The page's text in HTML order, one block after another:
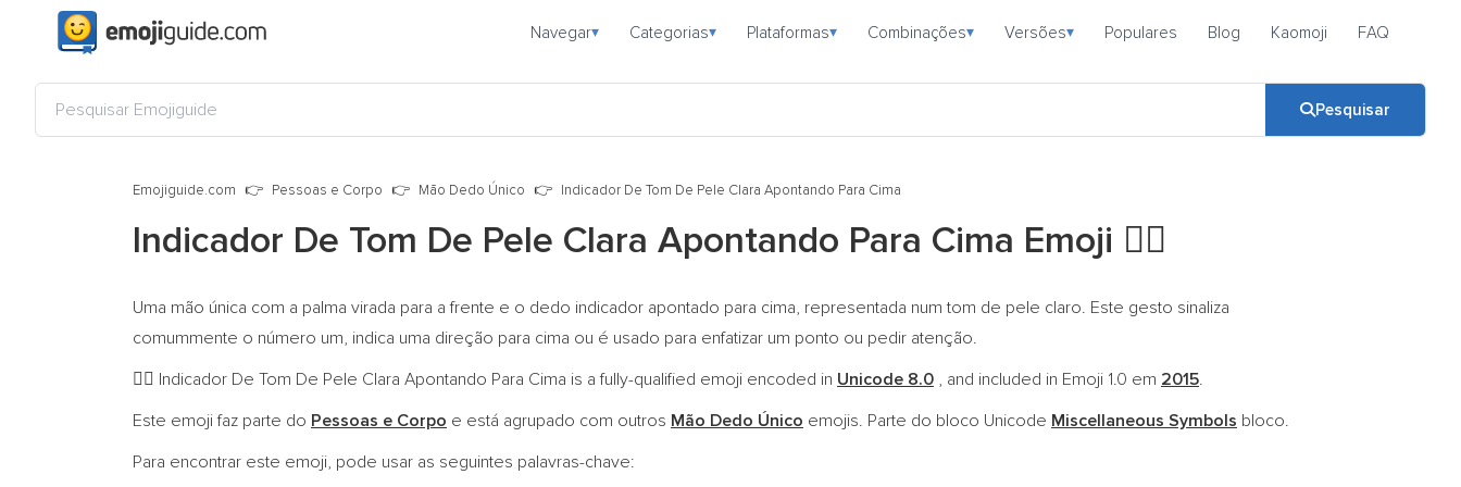
Navegar▾ Categorias▾ Plataformas▾ Combinações▾ Versões▾ Populares Blog Kaomoji FAQ
Pesquisar
Emojiguide.com Pessoas e Corpo Mão Dedo Único Indicador De Tom De Pele Clara Apontando Para Cima
Indicador De Tom De Pele Clara Apontando Para Cima Emoji ☝🏻
Uma mão única com a palma virada para a frente e o dedo indicador apontado para cima, representada num tom de pele claro. Este gesto sinaliza
comummente o número um, indica uma direção para cima ou é usado para enfatizar um ponto ou pedir atenção.
☝🏻 Indicador De Tom De Pele Clara Apontando Para Cima is a fully-qualified emoji encoded in Unicode 8.0 , and included in Emoji 1.0 em 2015.
Este emoji faz parte do Pessoas e Corpo e está agrupado com outros Mão Dedo Único emojis. Parte do bloco Unicode Miscellaneous Symbols bloco.
Para encontrar este emoji, pode usar as seguintes palavras-chave: